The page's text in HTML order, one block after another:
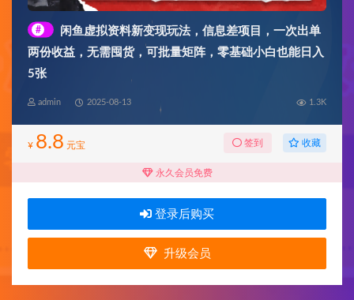
#
闲鱼虚拟资料新变现玩法，信息差项目，一次出单
两份收益，无需囤货，可批量矩阵，零基础小白也能日入
5张
admin 2025-08-13 1.3K
¥ 8.8 元宝 签到 收藏
永久会员免费
登录后购买
升级会员